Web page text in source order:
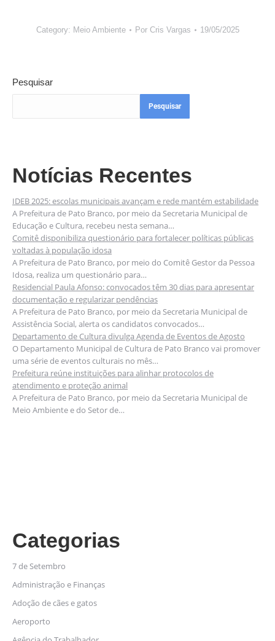
Category: Meio Ambiente Por Cris Vargas 19/05/2025
Pesquisar
Pesquisar
Notícias Recentes
IDEB 2025: escolas municipais avançam e rede mantém estabilidade
A Prefeitura de Pato Branco, por meio da Secretaria Municipal de
Educação e Cultura, recebeu nesta semana…
Comitê disponibiliza questionário para fortalecer políticas públicas
voltadas à população idosa
A Prefeitura de Pato Branco, por meio do Comitê Gestor da Pessoa
Idosa, realiza um questionário para…
Residencial Paula Afonso: convocados têm 30 dias para apresentar
documentação e regularizar pendências
A Prefeitura de Pato Branco, por meio da Secretaria Municipal de
Assistência Social, alerta os candidatos convocados…
Departamento de Cultura divulga Agenda de Eventos de Agosto
O Departamento Municipal de Cultura de Pato Branco vai promover
uma série de eventos culturais no mês…
Prefeitura reúne instituições para alinhar protocolos de
atendimento e proteção animal
A Prefeitura de Pato Branco, por meio da Secretaria Municipal de
Meio Ambiente e do Setor de…
Categorias
7 de Setembro
Administração e Finanças
Adoção de cães e gatos
Aeroporto